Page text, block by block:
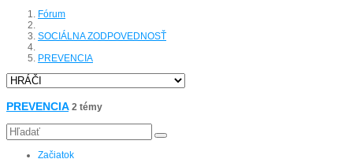
Fórum
SOCIÁLNA ZODPOVEDNOSŤ
PREVENCIA
PREVENCIA 2 témy
Začiatok